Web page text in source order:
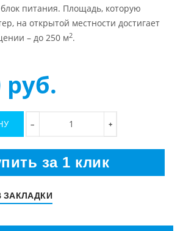
питания. Площадь, которую
на открытой местности достигает
– до 250 м2.
руб.
− +
за 1 клик
ЗАКЛАДКИ